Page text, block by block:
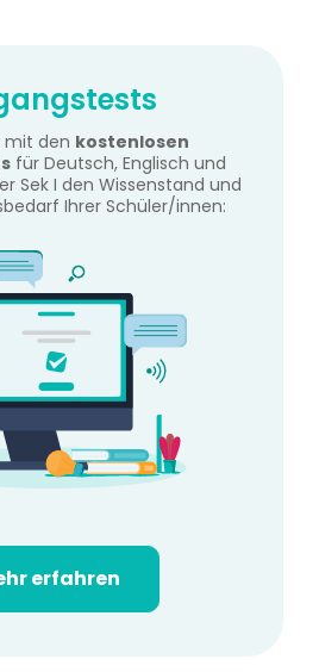
mit den kostenlosen
für Deutsch, Englisch und
Sek I den Wissenstand und
Ihrer Schüler/innen:
erfahren